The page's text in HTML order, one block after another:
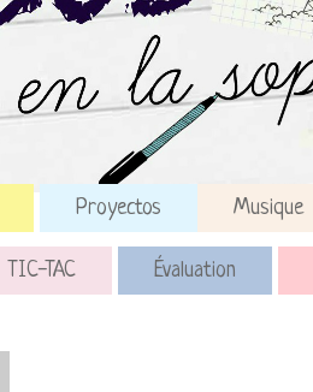
Proyectos Musique
TIC-TAC Évaluation